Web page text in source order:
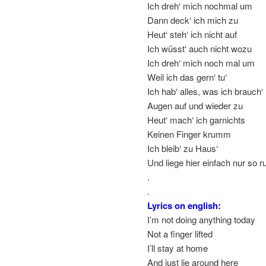
Ich dreh‘ mich nochmal um
Dann deck‘ ich mich zu
Heut‘ steh‘ ich nicht auf
Ich wüsst‘ auch nicht wozu
Ich dreh‘ mich noch mal um
Weil ich das gern‘ tu‘
Ich hab‘ alles, was ich brauch‘
Augen auf und wieder zu
Heut‘ mach‘ ich garnichts
Keinen Finger krumm
Ich bleib‘ zu Haus‘
Und liege hier einfach nur so
.
.
Lyrics on english:
I’m not doing anything today
Not a finger lifted
I’ll stay at home
And just lie around here